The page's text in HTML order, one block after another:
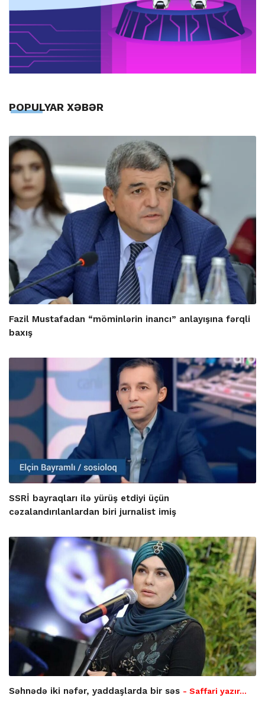
POPULYAR XƏBƏR
Fazil Mustafadan “möminlərin inancı” anlayışına fərqli
baxış
SSRİ bayraqları ilə yürüş etdiyi üçün
cəzalandırılanlardan biri jurnalist imiş
Səhnədə iki nəfər, yaddaşlarda bir səs - Saffari yazır…